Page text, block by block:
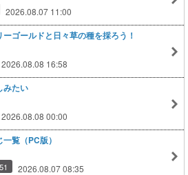
2026.08.07 11:00
ゴールドと日々草の種を採ろう！
2026.08.08 16:58
みたい
2026.08.08 00:00
覧（PC版）
2026.08.07 08:35